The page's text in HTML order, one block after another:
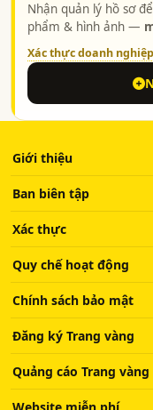
Nhận quản lý hồ sơ
phẩm & hình ảnh —
Xác thực doanh
Giới thiệu
Ban biên tập
Xác thực
Quy chế hoạt động
Chính sách bảo mật
Đăng ký Trang vàng
Quảng cáo Trang vàng